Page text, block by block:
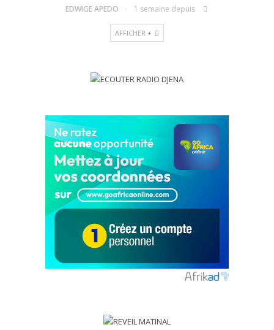
EDWIGE APEDO 1 semaine depuis
AFFICHER +